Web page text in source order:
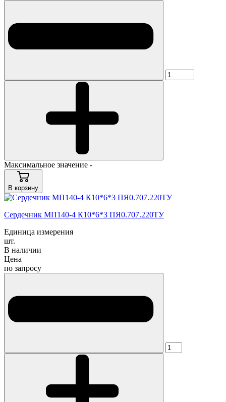
Максимальное значение -
В корзину
Cердечник МП140-4 К10*6*3 ПЯ0.707.220ТУ
Единица измерения
шт.
В наличии
Цена
по запросу